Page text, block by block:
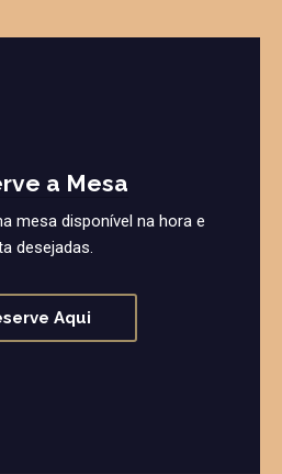
a Mesa
mesa disponível na hora e
desejadas.
Aqui